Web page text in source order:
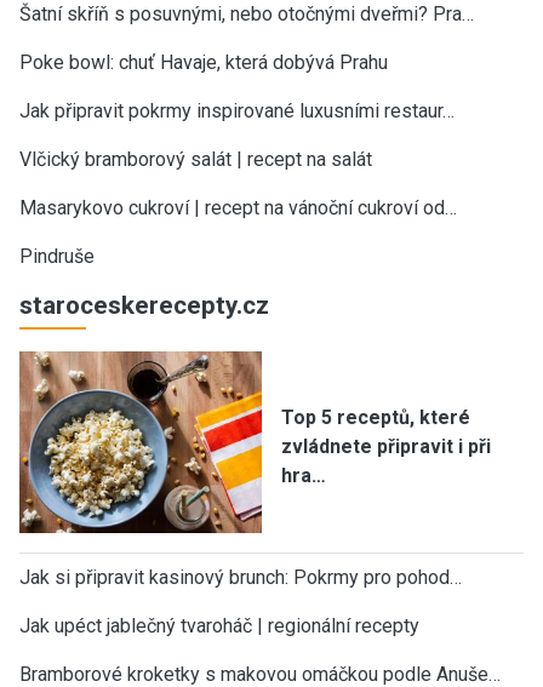
Šatní skříň s posuvnými, nebo otočnými dveřmi? Pra…
Poke bowl: chuť Havaje, která dobývá Prahu
Jak připravit pokrmy inspirované luxusními restaur…
Vlčický bramborový salát | recept na salát
Masarykovo cukroví | recept na vánoční cukroví od…
Pindruše
staroceskerecepty.cz
Top 5 receptů, které
zvládnete připravit i při
hra…
Jak si připravit kasinový brunch: Pokrmy pro pohod…
Jak upéct jablečný tvaroháč | regionální recepty
Bramborové kroketky s makovou omáčkou podle Anuše…